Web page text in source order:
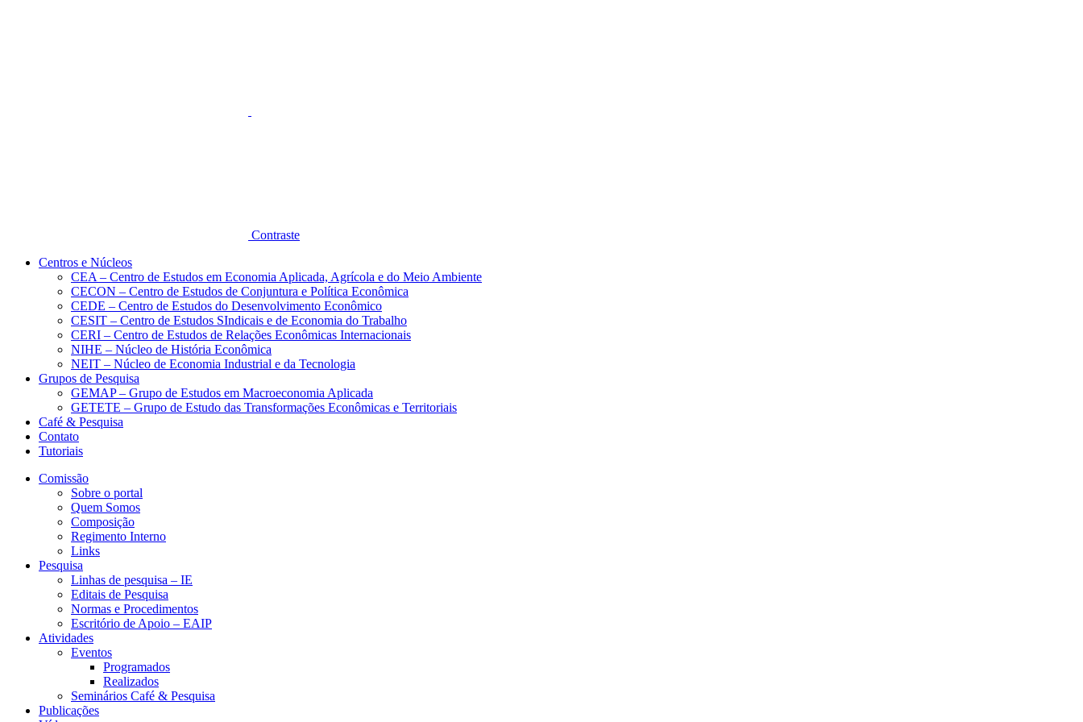
Contraste
Centros e Núcleos
CEA – Centro de Estudos em Economia Aplicada, Agrícola e do Meio Ambiente
CECON – Centro de Estudos de Conjuntura e Política Econômica
CEDE – Centro de Estudos do Desenvolvimento Econômico
CESIT – Centro de Estudos SIndicais e de Economia do Trabalho
CERI – Centro de Estudos de Relações Econômicas Internacionais
NIHE – Núcleo de História Econômica
NEIT – Núcleo de Economia Industrial e da Tecnologia
Grupos de Pesquisa
GEMAP – Grupo de Estudos em Macroeconomia Aplicada
GETETE – Grupo de Estudo das Transformações Econômicas e Territoriais
Café & Pesquisa
Contato
Tutoriais
Comissão
Sobre o portal
Quem Somos
Composição
Regimento Interno
Links
Pesquisa
Linhas de pesquisa – IE
Editais de Pesquisa
Normas e Procedimentos
Escritório de Apoio – EAIP
Atividades
Eventos
Programados
Realizados
Seminários Café & Pesquisa
Publicações